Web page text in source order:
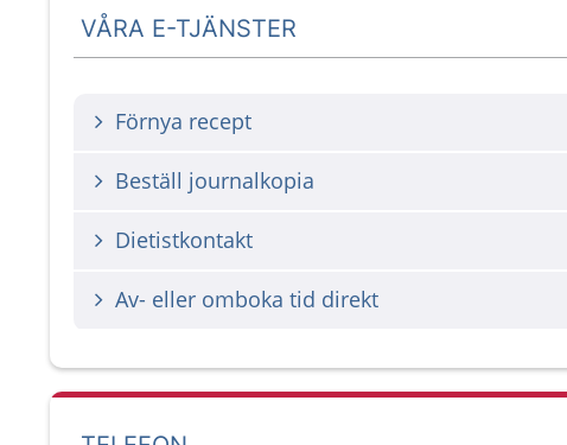
VÅRA E-TJÄNSTER
Förnya recept
Beställ journalkopia
Dietistkontakt
Av- eller omboka tid direkt